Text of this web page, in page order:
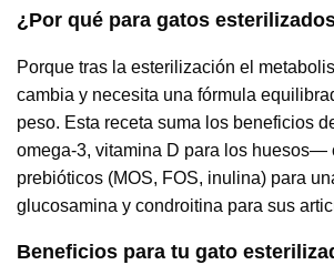
¿Por qué para gatos
Porque tras la esterilización el
cambia y necesita una fórmula
peso. Esta receta suma los beneficios
omega-3, vitamina D para los huesos—
prebióticos (MOS, FOS, inulina) para
glucosamina y condroitina para sus
Beneficios para tu gato